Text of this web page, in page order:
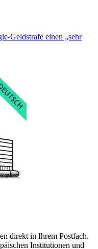
Geldstrafe einen „sehr
direkt in Ihrem Postfach.
Institutionen und